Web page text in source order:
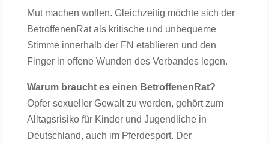
Mut machen wollen. Gleichzeitig möchte sich der
BetroffenenRat als kritische und unbequeme
Stimme innerhalb der FN etablieren und den
Finger in offene Wunden des Verbandes legen.
Warum braucht es einen BetroffenenRat?
Opfer sexueller Gewalt zu werden, gehört zum
Alltagsrisiko für Kinder und Jugendliche in
Deutschland, auch im Pferdesport. Der